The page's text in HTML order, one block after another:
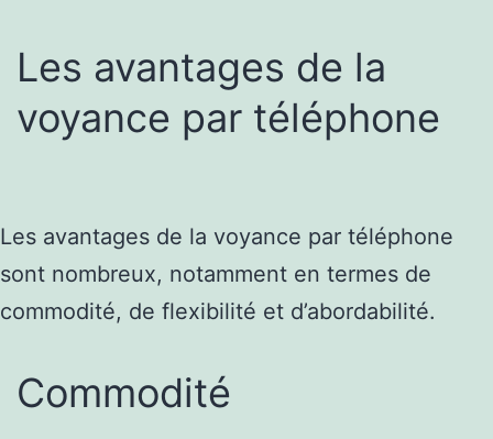
Les avantages de la
voyance par téléphone
Les avantages de la voyance par téléphone
sont nombreux, notamment en termes de
commodité, de flexibilité et d’abordabilité.
Commodité